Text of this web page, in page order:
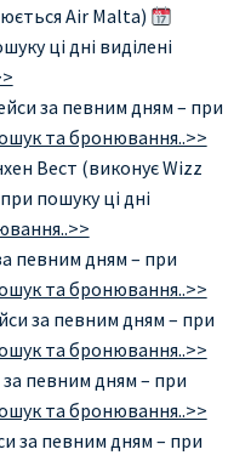
Air Malta)
ці дні виділені
за певним дням – при
та бронювання..>>
Вест (виконує Wizz
пошуку ці дні
певним дням – при
та бронювання..>>
за певним дням – при
та бронювання..>>
певним дням – при
та бронювання..>>
за певним дням – при